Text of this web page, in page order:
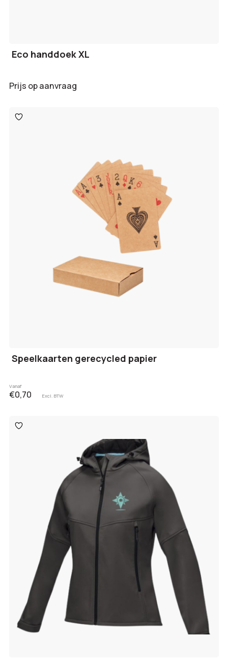
Eco handdoek XL
Prijs op aanvraag
Toevoegen
aan
Speelkaarten gerecycled papier
Vanaf
€0,70 Excl. BTW
Toevoegen
aan